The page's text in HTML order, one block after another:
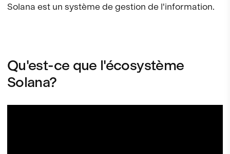
Solana est un système de gestion de l'information.
Qu'est-ce que l'écosystème
Solana?